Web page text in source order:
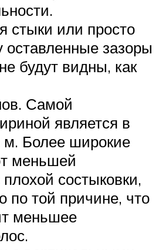
стыки или просто
оставленные зазоры
будут видны, как
Самой
является в
Более широкие
меньшей
состыковки,
по той причине, что
меньшее